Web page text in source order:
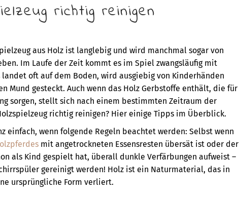
richtig reinigen
aus Holz ist langlebig und wird manchmal sogar von
Im Laufe der Zeit kommt es im Spiel zwangsläufig mit
oft auf dem Boden, wird ausgiebig von Kinderhänden
Mund gesteckt. Auch wenn das Holz Gerbstoffe enthält, die für
sorgen, stellt sich nach einem bestimmten Zeitraum der
richtig reinigen? Hier einige Tipps im Überblick.
einfach, wenn folgende Regeln beachtet werden: Selbst wenn
mit angetrockneten Essensresten übersät ist oder der
als Kind gespielt hat, überall dunkle Verfärbungen aufweist –
gereinigt werden! Holz ist ein Naturmaterial, das in
ursprüngliche Form verliert.